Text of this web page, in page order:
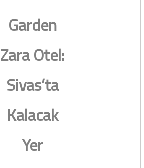
Garden
Zara Otel:
Sivas’ta
Kalacak
Yer